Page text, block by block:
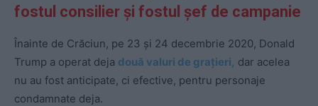
fostul consilier și fostul șef de campanie
Înainte de Crăciun, pe 23 și 24 decembrie 2020, Donald
Trump a operat deja două valuri de grațieri, dar acelea
nu au fost anticipate, ci efective, pentru personaje
condamnate deja.